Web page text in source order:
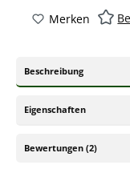
Merken
Beschreibung
Eigenschaften
Bewertungen (2)